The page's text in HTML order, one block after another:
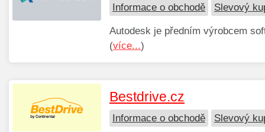
Informace o obchodě Slevový
Autodesk je předním výrobcem
(více...)
Bestdrive.cz
Informace o obchodě Slevový